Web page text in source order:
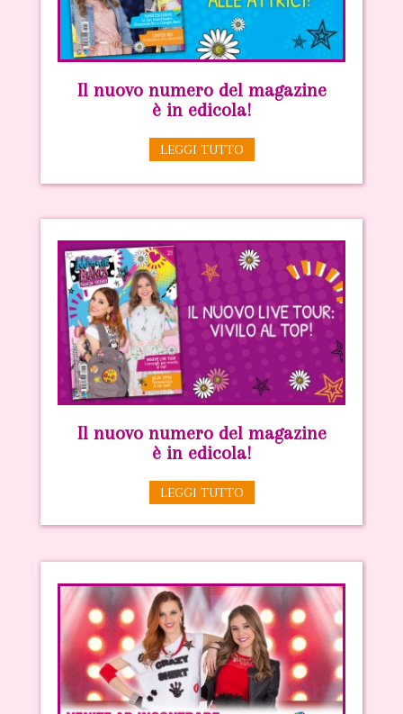
Il nuovo numero del magazine
è in edicola!
LEGGI TUTTO
Il nuovo numero del magazine
è in edicola!
LEGGI TUTTO